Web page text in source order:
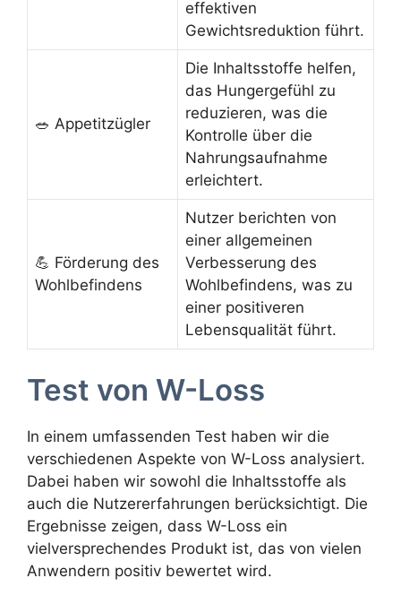
effektiven
Gewichtsreduktion führt.
🥗 Appetitzügler
Die Inhaltsstoffe helfen,
das Hungergefühl zu
reduzieren, was die
Kontrolle über die
Nahrungsaufnahme
erleichtert.
💪 Förderung des
Wohlbefindens
Nutzer berichten von
einer allgemeinen
Verbesserung des
Wohlbefindens, was zu
einer positiveren
Lebensqualität führt.
Test von W-Loss
In einem umfassenden Test haben wir die
verschiedenen Aspekte von W-Loss analysiert.
Dabei haben wir sowohl die Inhaltsstoffe als
auch die Nutzererfahrungen berücksichtigt. Die
Ergebnisse zeigen, dass W-Loss ein
vielversprechendes Produkt ist, das von vielen
Anwendern positiv bewertet wird.